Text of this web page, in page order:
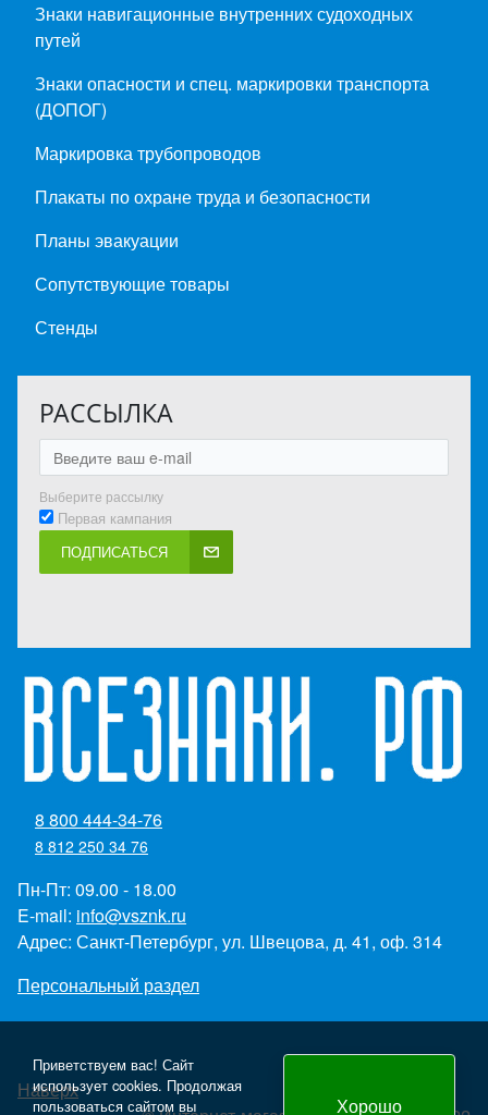
Знаки навигационные внутренних судоходных
путей
Знаки опасности и спец. маркировки транспорта
(ДОПОГ)
Маркировка трубопроводов
Плакаты по охране труда и безопасности
Планы эвакуации
Сопутствующие товары
Стенды
РАССЫЛКА
Выберите рассылку
Первая кампания
ПОДПИСАТЬСЯ
8 800 444-34-76
8 812 250 34 76
Пн-Пт: 09.00 - 18.00
E-mail: info@vsznk.ru
Адрес: Санкт-Петербург, ул. Швецова, д. 41, оф. 314
Персональный раздел
Наверх
Приветствуем вас! Сайт
использует cookies. Продолжая
пользоваться сайтом вы
Хорошо